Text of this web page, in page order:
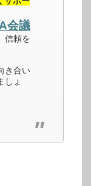
会議
信頼を
き合い
しょ